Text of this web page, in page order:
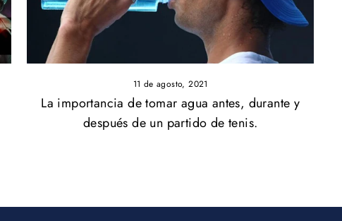
11 de agosto, 2021
La importancia de tomar agua antes, durante y
después de un partido de tenis.